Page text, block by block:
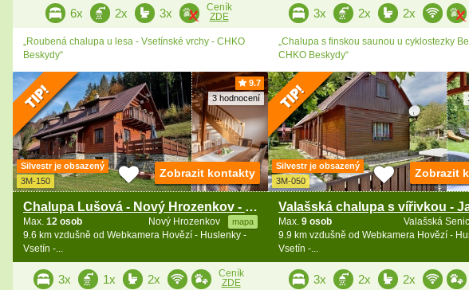
6x 2x 3x
Ceník
ZDE
„Roubená chalupa u lesa - Vsetínské vrchy - CHKO
Beskydy“
3x 2x 2x
„Chalupa s finskou saunou u cyklostezky
CHKO Beskydy“
9.7
3 hodnocení
Silvestr je obsazený
3M-150
Chalupa Lušová - Nový Hrozenkov - Beskydy
Nový Hrozenkov mapa
Max. 12 osob
9.6 km vzdušně od Webkamera Hovězí - Huslenky -
Vsetín -...
Zobrazit kontakty
3x 1x 2x
Ceník
ZDE
Silvestr je obsazený
3M-050
Valašská
Max. 9 osob
9.9 km vzdušně od Webkamera Hovězí -
Vsetín -...
Zobrazit
3x 2x 2x